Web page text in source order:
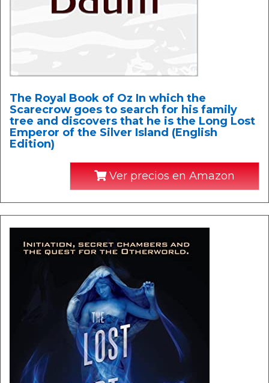
The Royal Book of Oz In which the
Scarecrow goes to search for his family
tree and discovers that he is the Long Lost
Emperor of the Silver Island (English
Edition)
Ver precios en Amazon